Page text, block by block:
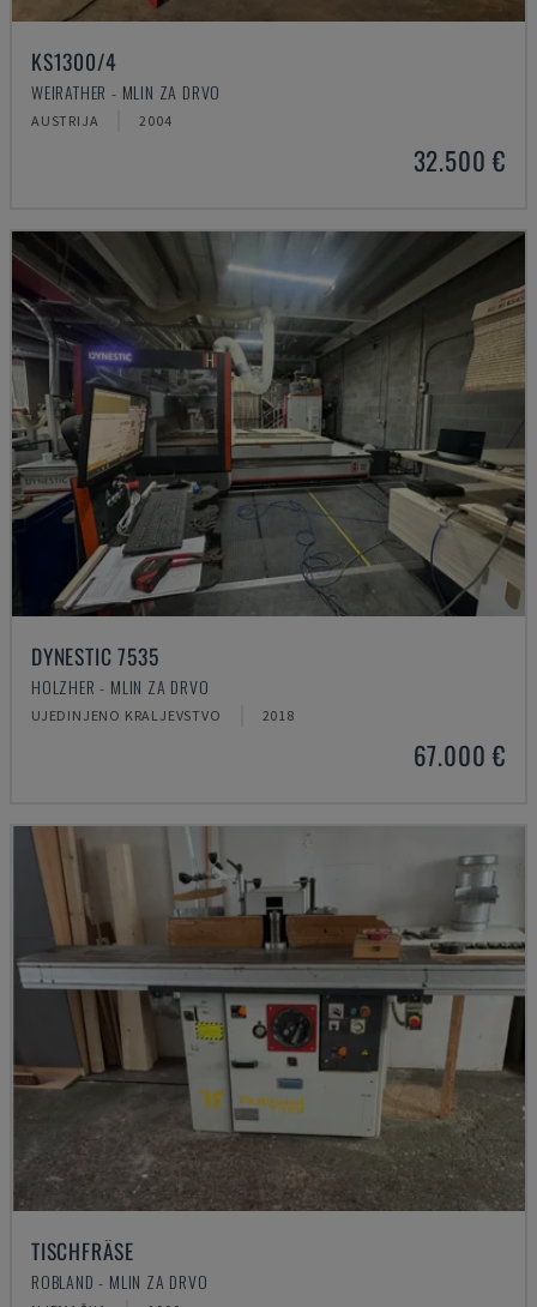
KS1300/4
WEIRATHER - MLIN ZA DRVO
AUSTRIJA 2004
32.500 €
DYNESTIC 7535
HOLZHER - MLIN ZA DRVO
UJEDINJENO KRALJEVSTVO 2018
67.000 €
TISCHFRÄSE
ROBLAND - MLIN ZA DRVO